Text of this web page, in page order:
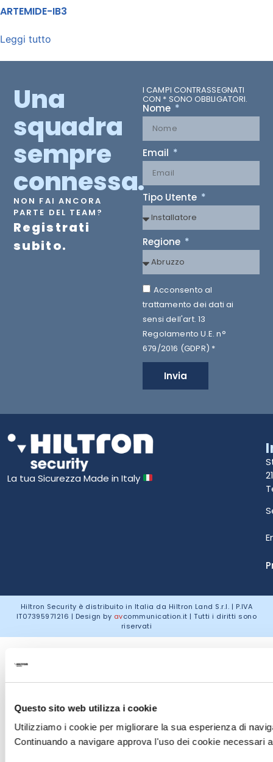
Questo sito web utilizza i cookie
Utilizziamo i cookie per migliorare la sua esperienza di
Continuando a navigare approva l'uso dei cookie necessari
ARTEMIDE-IB3
Leggi tutto
Una
squadra
sempre
connessa.
NON FAI ANCORA
PARTE DEL TEAM?
Registrati
subito.
I CAMPI CONTRASSEGNATI
CON * SONO OBBLIGATORI.
Nome
Email
Tipo Utente
Regione
Acconsento al
trattamento dei dati ai
sensi dell'art. 13
Regolamento U.E. n°
679/2016 (GDPR) *
Invia
La tua Sicurezza Made in Italy
Hiltron Security è distribuito in Italia da Hiltron Land S.r.l. | P.IVA
IT07395971216 | Design by avcommunication.it | Tutti i diritti sono
riservati